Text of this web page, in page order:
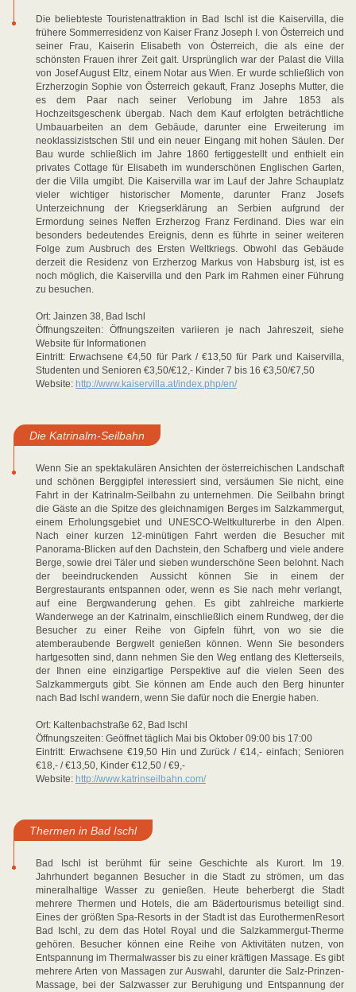
Die beliebteste Touristenattraktion in Bad Ischl ist die Kaiservilla, die
frühere Sommerresidenz von Kaiser Franz Joseph I. von Österreich und
seiner Frau, Kaiserin Elisabeth von Österreich, die als eine der
schönsten Frauen ihrer Zeit galt. Ursprünglich war der Palast die Villa
von Josef August Eltz, einem Notar aus Wien. Er wurde schließlich von
Erzherzogin Sophie von Österreich gekauft, Franz Josephs Mutter, die
es dem Paar nach seiner Verlobung im Jahre 1853 als
Hochzeitsgeschenk übergab. Nach dem Kauf erfolgten beträchtliche
Umbauarbeiten an dem Gebäude, darunter eine Erweiterung im
neoklassizistschen Stil und ein neuer Eingang mit hohen Säulen. Der
Bau wurde schließlich im Jahre 1860 fertiggestellt und enthielt ein
privates Cottage für Elisabeth im wunderschönen Englischen Garten,
der die Villa umgibt. Die Kaiservilla war im Lauf der Jahre Schauplatz
vieler wichtiger historischer Momente, darunter Franz Josefs
Unterzeichnung der Kriegserklärung an Serbien aufgrund der
Ermordung seines Neffen Erzherzog Franz Ferdinand. Dies war ein
besonders bedeutendes Ereignis, denn es führte in seiner weiteren
Folge zum Ausbruch des Ersten Weltkriegs. Obwohl das Gebäude
derzeit die Residenz von Erzherzog Markus von Habsburg ist, ist es
noch möglich, die Kaiservilla und den Park im Rahmen einer Führung
zu besuchen.
Ort: Jainzen 38, Bad Ischl
Öffnungszeiten: Öffnungszeiten variieren je nach Jahreszeit, siehe
Website für Informationen
Eintritt: Erwachsene €4,50 für Park / €13,50 für Park und Kaiservilla,
Studenten und Senioren €3,50/€12,- Kinder 7 bis 16 €3,50/€7,50
Website: http://www.kaiservilla.at/index.php/en/
Die Katrinalm-Seilbahn
Wenn Sie an spektakulären Ansichten der österreichischen Landschaft
und schönen Berggipfel interessiert sind, versäumen Sie nicht, eine
Fahrt in der Katrinalm-Seilbahn zu unternehmen. Die Seilbahn bringt
die Gäste an die Spitze des gleichnamigen Berges im Salzkammergut,
einem Erholungsgebiet und UNESCO-Weltkulturerbe in den Alpen.
Nach einer kurzen 12-minütigen Fahrt werden die Besucher mit
Panorama-Blicken auf den Dachstein, den Schafberg und viele andere
Berge, sowie drei Täler und sieben wunderschöne Seen belohnt. Nach
der beeindruckenden Aussicht können Sie in einem der
Bergrestaurants entspannen oder, wenn es Sie nach mehr verlangt,
auf eine Bergwanderung gehen. Es gibt zahlreiche markierte
Wanderwege an der Katrinalm, einschließlich einem Rundweg, der die
Besucher zu einer Reihe von Gipfeln führt, von wo sie die
atemberaubende Bergwelt genießen können. Wenn Sie besonders
hartgesotten sind, dann nehmen Sie den Weg entlang des Kletterseils,
der Ihnen eine einzigartige Perspektive auf die vielen Seen des
Salzkammerguts gibt. Sie können am Ende auch den Berg hinunter
nach Bad Ischl wandern, wenn Sie dafür noch die Energie haben.
Ort: Kaltenbachstraße 62, Bad Ischl
Öffnungszeiten: Geöffnet täglich Mai bis Oktober 09:00 bis 17:00
Eintritt: Erwachsene €19,50 Hin und Zurück / €14,- einfach; Senioren
€18,- / €13,50, Kinder €12,50 / €9,-
Website: http://www.katrinseilbahn.com/
Thermen in Bad Ischl
Bad Ischl ist berühmt für seine Geschichte als Kurort. Im 19.
Jahrhundert begannen Besucher in die Stadt zu strömen, um das
mineralhaltige Wasser zu genießen. Heute beherbergt die Stadt
mehrere Thermen und Hotels, die am Bädertourismus beteiligt sind.
Eines der größten Spa-Resorts in der Stadt ist das EurothermenResort
Bad Ischl, zu dem das Hotel Royal und die Salzkammergut-Therme
gehören. Besucher können eine Reihe von Aktivitäten nutzen, von
Entspannung im Thermalwasser bis zu einer kräftigen Massage. Es gibt
mehrere Arten von Massagen zur Auswahl, darunter die Salz-Prinzen-
Massage, bei der Salzwasser zur Beruhigung und Entspannung der